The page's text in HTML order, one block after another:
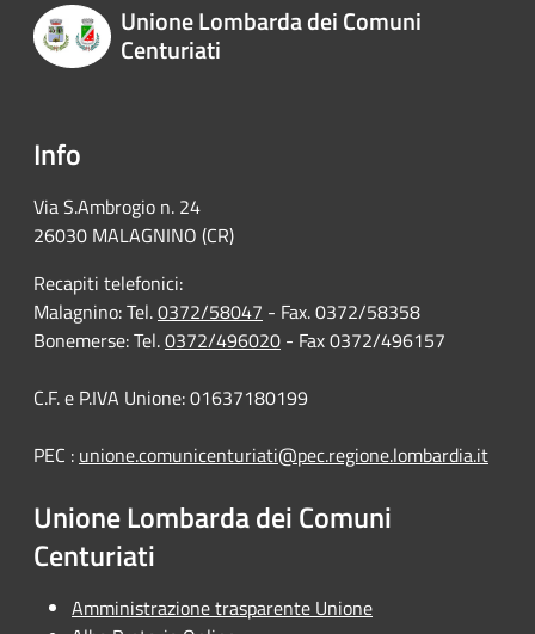
Unione Lombarda dei Comuni
Centuriati
Info
Via S.Ambrogio n. 24
26030 MALAGNINO (CR)
Recapiti telefonici:
Malagnino: Tel.0372/58047 - Fax. 0372/58358
Bonemerse: Tel.0372/496020 - Fax 0372/496157
C.F. e P.IVA Unione: 01637180199
PEC : unione.comunicenturiati@pec.regione.lombardia.it
Unione Lombarda dei Comuni
Centuriati
Amministrazione trasparente Unione